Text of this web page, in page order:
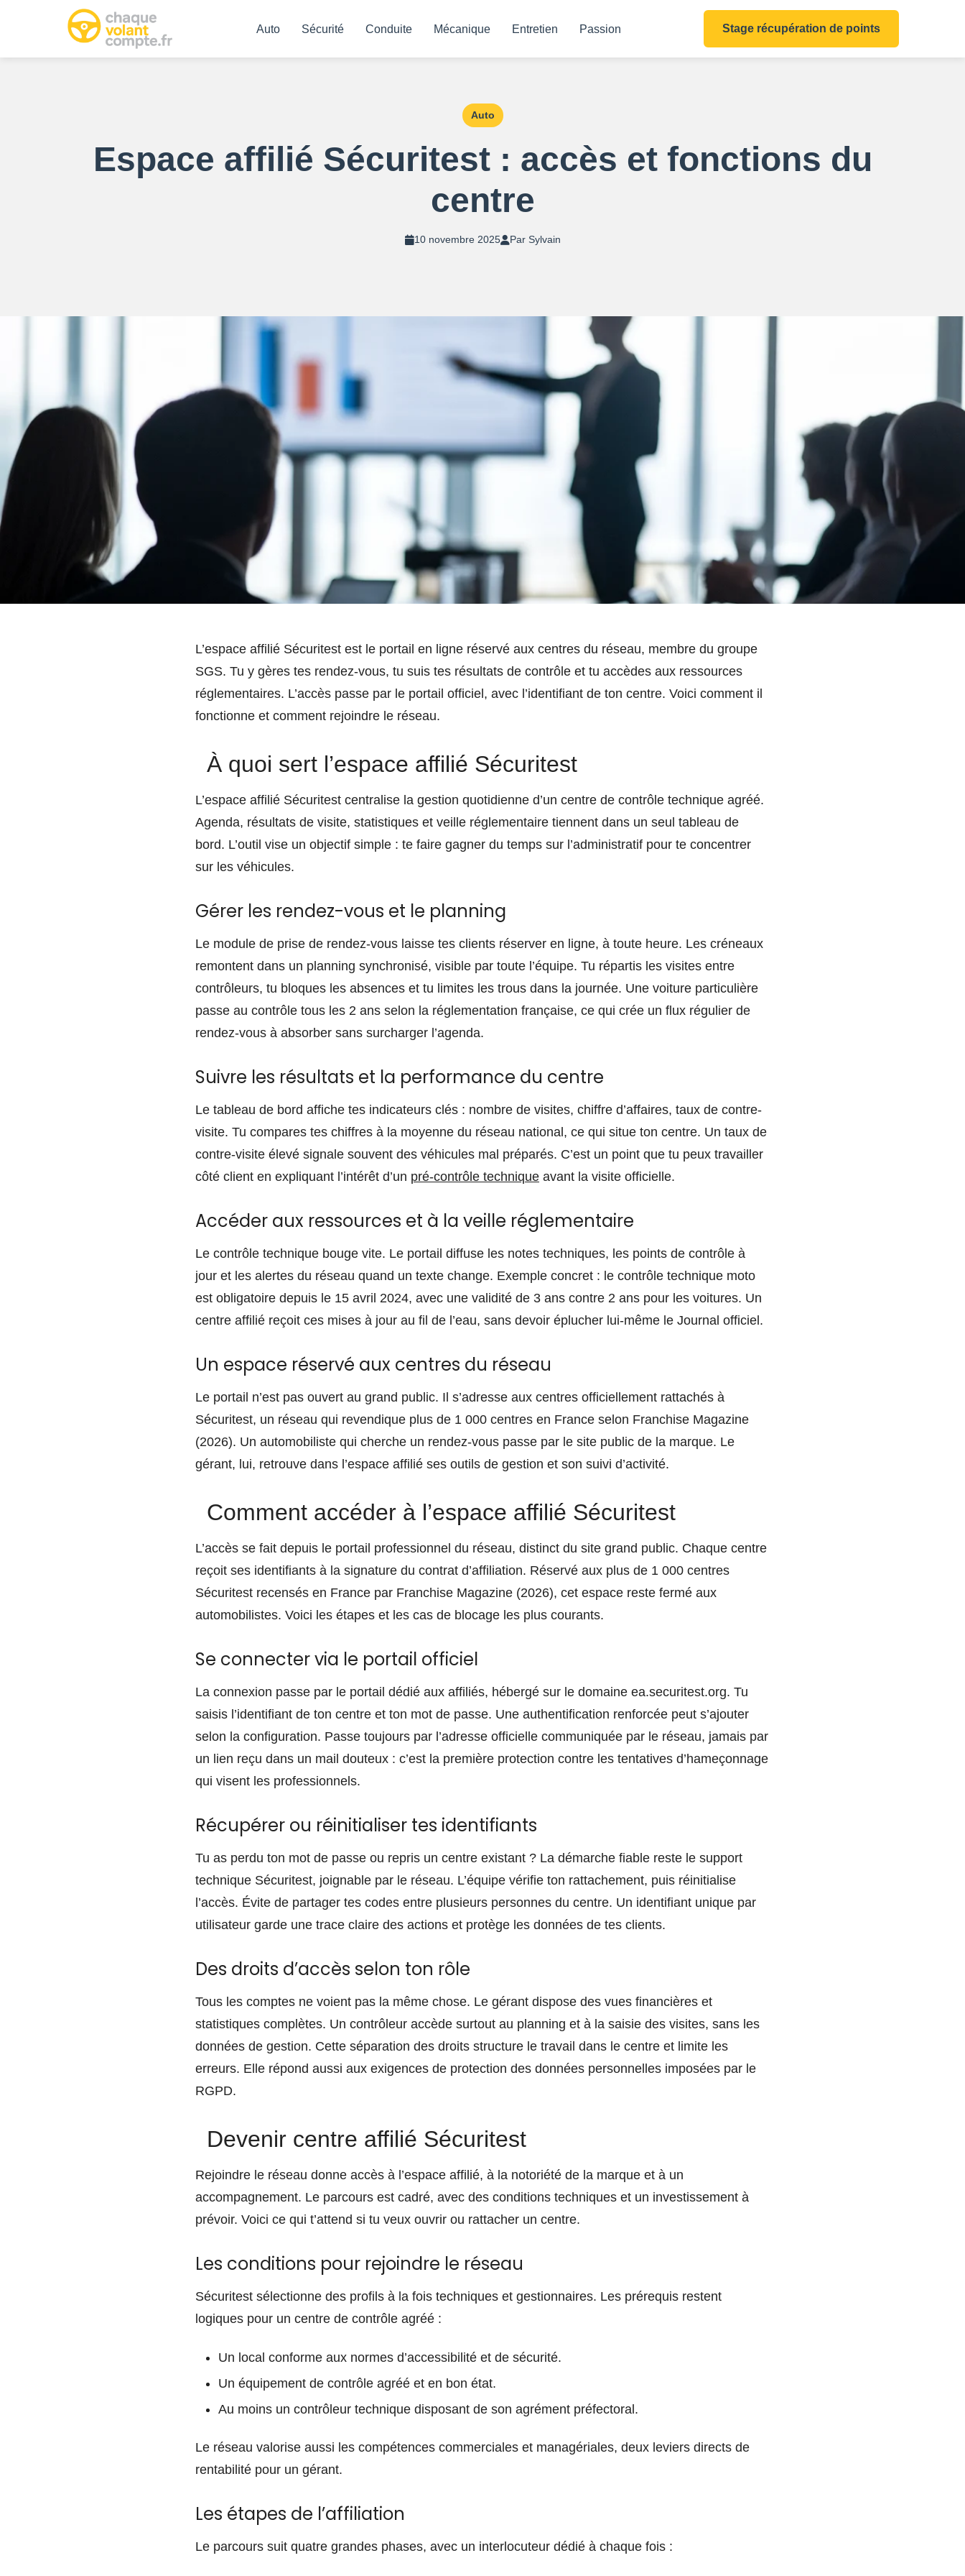
Auto Sécurité Conduite Mécanique Entretien Passion Stage récupération de points
Auto
Espace affilié Sécuritest : accès et fonctions du
centre
10 novembre 2025 Par Sylvain
L’espace affilié Sécuritest est le portail en ligne réservé aux centres du réseau, membre du groupe
SGS. Tu y gères tes rendez-vous, tu suis tes résultats de contrôle et tu accèdes aux ressources
réglementaires. L’accès passe par le portail officiel, avec l’identifiant de ton centre. Voici comment il
fonctionne et comment rejoindre le réseau.
À quoi sert l’espace affilié Sécuritest
L’espace affilié Sécuritest centralise la gestion quotidienne d’un centre de contrôle technique agréé.
Agenda, résultats de visite, statistiques et veille réglementaire tiennent dans un seul tableau de
bord. L’outil vise un objectif simple : te faire gagner du temps sur l’administratif pour te concentrer
sur les véhicules.
Gérer les rendez-vous et le planning
Le module de prise de rendez-vous laisse tes clients réserver en ligne, à toute heure. Les créneaux
remontent dans un planning synchronisé, visible par toute l’équipe. Tu répartis les visites entre
contrôleurs, tu bloques les absences et tu limites les trous dans la journée. Une voiture particulière
passe au contrôle tous les 2 ans selon la réglementation française, ce qui crée un flux régulier de
rendez-vous à absorber sans surcharger l’agenda.
Suivre les résultats et la performance du centre
Le tableau de bord affiche tes indicateurs clés : nombre de visites, chiffre d’affaires, taux de contre-
visite. Tu compares tes chiffres à la moyenne du réseau national, ce qui situe ton centre. Un taux de
contre-visite élevé signale souvent des véhicules mal préparés. C’est un point que tu peux travailler
côté client en expliquant l’intérêt d’un pré-contrôle technique avant la visite officielle.
Accéder aux ressources et à la veille réglementaire
Le contrôle technique bouge vite. Le portail diffuse les notes techniques, les points de contrôle à
jour et les alertes du réseau quand un texte change. Exemple concret : le contrôle technique moto
est obligatoire depuis le 15 avril 2024, avec une validité de 3 ans contre 2 ans pour les voitures. Un
centre affilié reçoit ces mises à jour au fil de l’eau, sans devoir éplucher lui-même le Journal officiel.
Un espace réservé aux centres du réseau
Le portail n’est pas ouvert au grand public. Il s’adresse aux centres officiellement rattachés à
Sécuritest, un réseau qui revendique plus de 1 000 centres en France selon Franchise Magazine
(2026). Un automobiliste qui cherche un rendez-vous passe par le site public de la marque. Le
gérant, lui, retrouve dans l’espace affilié ses outils de gestion et son suivi d’activité.
Comment accéder à l’espace affilié Sécuritest
L’accès se fait depuis le portail professionnel du réseau, distinct du site grand public. Chaque centre
reçoit ses identifiants à la signature du contrat d’affiliation. Réservé aux plus de 1 000 centres
Sécuritest recensés en France par Franchise Magazine (2026), cet espace reste fermé aux
automobilistes. Voici les étapes et les cas de blocage les plus courants.
Se connecter via le portail officiel
La connexion passe par le portail dédié aux affiliés, hébergé sur le domaine ea.securitest.org. Tu
saisis l’identifiant de ton centre et ton mot de passe. Une authentification renforcée peut s’ajouter
selon la configuration. Passe toujours par l’adresse officielle communiquée par le réseau, jamais par
un lien reçu dans un mail douteux : c’est la première protection contre les tentatives d’hameçonnage
qui visent les professionnels.
Récupérer ou réinitialiser tes identifiants
Tu as perdu ton mot de passe ou repris un centre existant ? La démarche fiable reste le support
technique Sécuritest, joignable par le réseau. L’équipe vérifie ton rattachement, puis réinitialise
l’accès. Évite de partager tes codes entre plusieurs personnes du centre. Un identifiant unique par
utilisateur garde une trace claire des actions et protège les données de tes clients.
Des droits d’accès selon ton rôle
Tous les comptes ne voient pas la même chose. Le gérant dispose des vues financières et
statistiques complètes. Un contrôleur accède surtout au planning et à la saisie des visites, sans les
données de gestion. Cette séparation des droits structure le travail dans le centre et limite les
erreurs. Elle répond aussi aux exigences de protection des données personnelles imposées par le
RGPD.
Devenir centre affilié Sécuritest
Rejoindre le réseau donne accès à l’espace affilié, à la notoriété de la marque et à un
accompagnement. Le parcours est cadré, avec des conditions techniques et un investissement à
prévoir. Voici ce qui t’attend si tu veux ouvrir ou rattacher un centre.
Les conditions pour rejoindre le réseau
Sécuritest sélectionne des profils à la fois techniques et gestionnaires. Les prérequis restent
logiques pour un centre de contrôle agréé :
Un local conforme aux normes d’accessibilité et de sécurité.
Un équipement de contrôle agréé et en bon état.
Au moins un contrôleur technique disposant de son agrément préfectoral.
Le réseau valorise aussi les compétences commerciales et managériales, deux leviers directs de
rentabilité pour un gérant.
Les étapes de l’affiliation
Le parcours suit quatre grandes phases, avec un interlocuteur dédié à chaque fois :